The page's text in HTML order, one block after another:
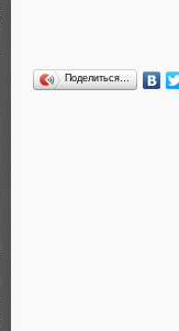
Поделиться…